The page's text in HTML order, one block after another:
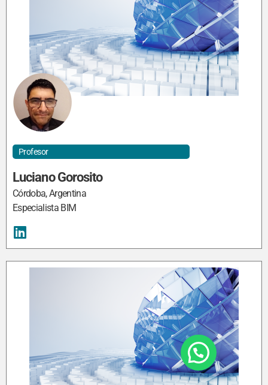
Profesor
Luciano Gorosito
Córdoba, Argentina
Especialista BIM